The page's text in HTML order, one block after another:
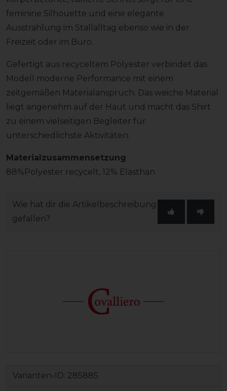
feminine Silhouette und eine elegante
Ausstrahlung im Stallalltag ebenso wie in der
Freizeit oder im Büro.
Gefertigt aus recyceltem Polyester verbindet das
Modell moderne Performance mit einem
zeitgemäßen Materialanspruch. Das weiche Material
liegt angenehm auf der Haut und macht das Shirt
zu einem vielseitigen Begleiter für
unterschiedlichste Aktivitäten.
Materialzusammensetzung
88%Polyester recycelt, 12% Elasthan
Wie hat dir die Artikelbeschreibung
gefallen?
Varianten-ID: 285885